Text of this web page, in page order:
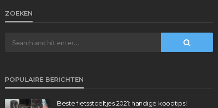
ZOEKEN
POPULAIRE BERICHTEN
Beste fietsstoeltjes 2021: handige kooptips!